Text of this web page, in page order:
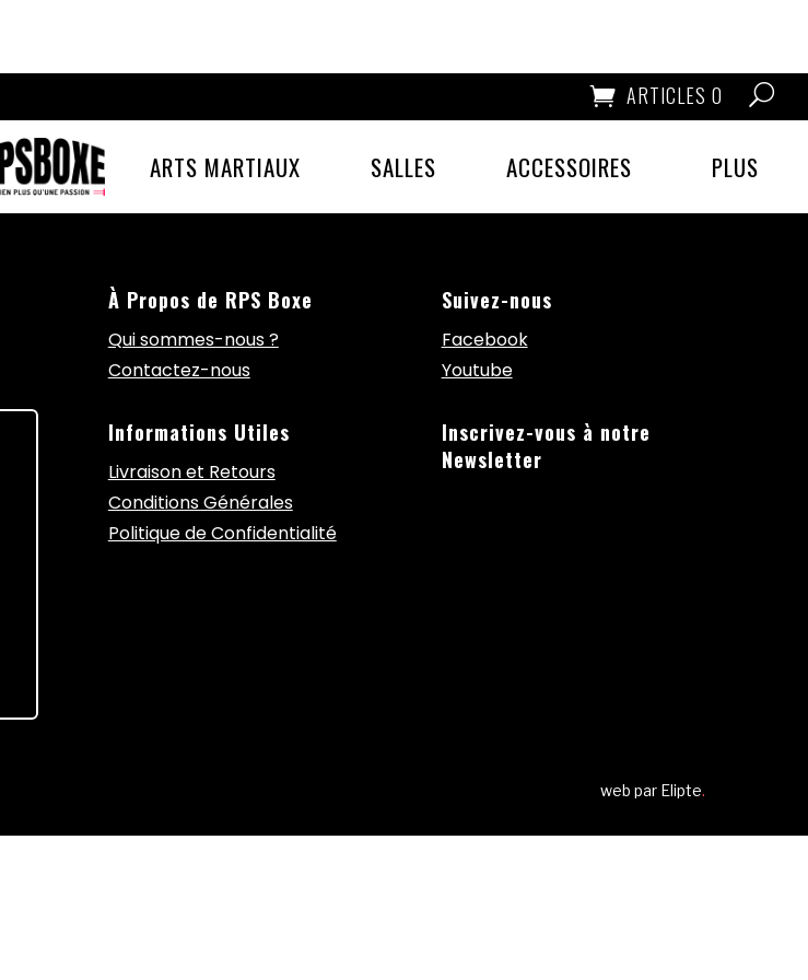
ARTICLES 0
ARTS MARTIAUX SALLES ACCESSOIRES PLUS
À Propos de RPS Boxe
Qui sommes-nous ?
Contactez-nous
Informations Utiles
Livraison et Retours
Conditions Générales
Politique de Confidentialité
Suivez-nous
Facebook
Youtube
Inscrivez-vous à notre
Newsletter
web par Elipte.